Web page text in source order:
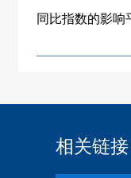
同比指数的影响
相关链接